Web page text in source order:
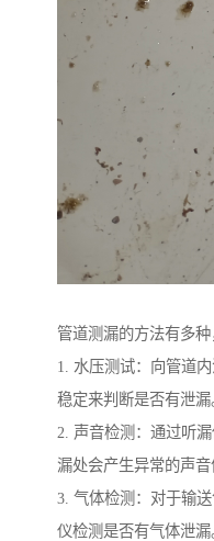
管道测漏的方法有多种
1. 水压测试：向管道
稳定来判断是否有泄漏
2. 声音检测：通过听
漏处会产生异常的声音
3. 气体检测：对于输
仪检测是否有气体泄漏